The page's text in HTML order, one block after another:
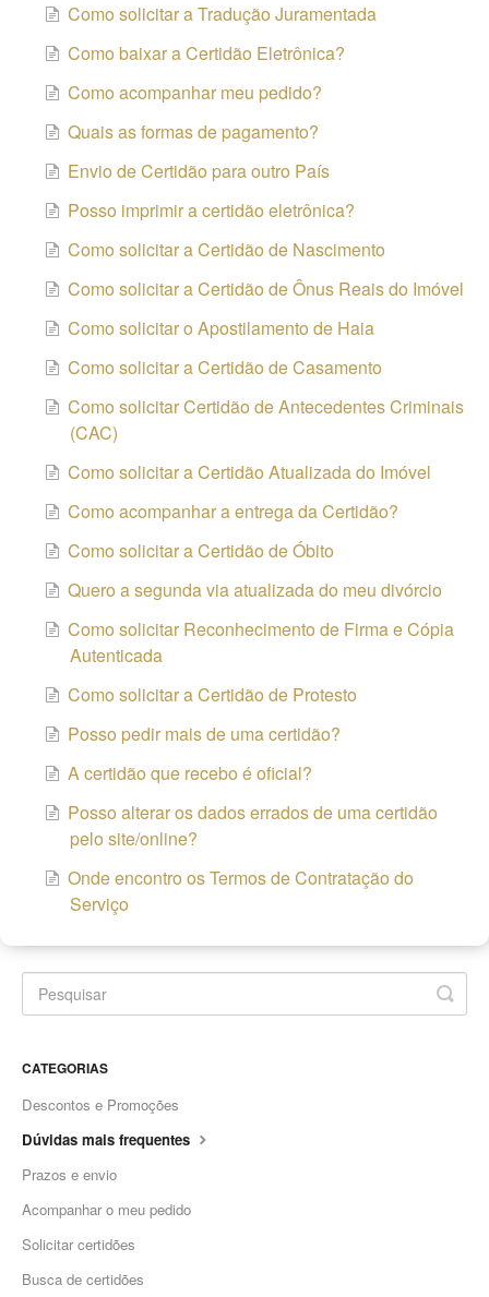
Como solicitar a Tradução Juramentada
Como baixar a Certidão Eletrônica?
Como acompanhar meu pedido?
Quais as formas de pagamento?
Envio de Certidão para outro País
Posso imprimir a certidão eletrônica?
Como solicitar a Certidão de Nascimento
Como solicitar a Certidão de Ônus Reais do Imóvel
Como solicitar o Apostilamento de Haia
Como solicitar a Certidão de Casamento
Como solicitar Certidão de Antecedentes Criminais
(CAC)
Como solicitar a Certidão Atualizada do Imóvel
Como acompanhar a entrega da Certidão?
Como solicitar a Certidão de Óbito
Quero a segunda via atualizada do meu divórcio
Como solicitar Reconhecimento de Firma e Cópia
Autenticada
Como solicitar a Certidão de Protesto
Posso pedir mais de uma certidão?
A certidão que recebo é oficial?
Posso alterar os dados errados de uma certidão
pelo site/online?
Onde encontro os Termos de Contratação do
Serviço
CATEGORIAS
Descontos e Promoções
Dúvidas mais frequentes
Prazos e envio
Acompanhar o meu pedido
Solicitar certidões
Busca de certidões